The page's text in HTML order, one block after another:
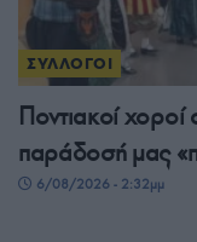
ΣΥΛΛΟΓΟΙ
Ποντιακοί
παράδοσή μας
6/08/2026 - 2:32μμ